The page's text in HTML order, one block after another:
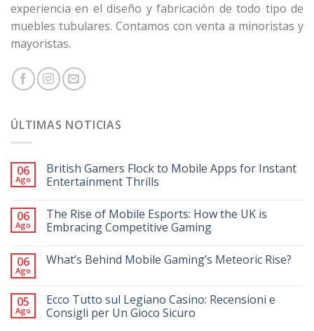
experiencia en el diseño y fabricación de todo tipo de
muebles tubulares. Contamos con venta a minoristas y
mayoristas.
ÚLTIMAS NOTICIAS
06
Ago
British Gamers Flock to Mobile Apps for Instant
Entertainment Thrills
06
Ago
The Rise of Mobile Esports: How the UK is
Embracing Competitive Gaming
06
Ago
What’s Behind Mobile Gaming’s Meteoric Rise?
05
Ago
Ecco Tutto sul Legiano Casino: Recensioni e
Consigli per Un Gioco Sicuro